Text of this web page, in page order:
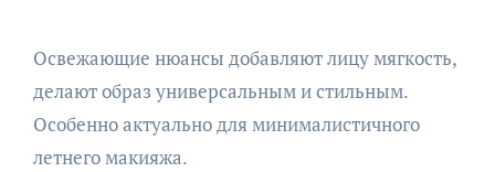
Освежающие нюансы добавляют лицу мягкость,
делают образ универсальным и стильным.
Особенно актуально для минималистичного
летнего макияжа.